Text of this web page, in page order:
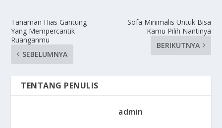
Tanaman Hias Gantung
Yang Mempercantik
Ruanganmu
SEBELUMNYA
Sofa Minimalis Untuk Bisa
Kamu Pilih Nantinya
BERIKUTNYA
TENTANG PENULIS
admin